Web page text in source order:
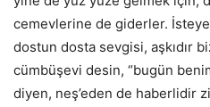
cemevlerine de giderler.
dostun dosta sevgisi, aşkıdır
cümbüşevi desin, “bugün
diyen, neş’eden de haberlidir